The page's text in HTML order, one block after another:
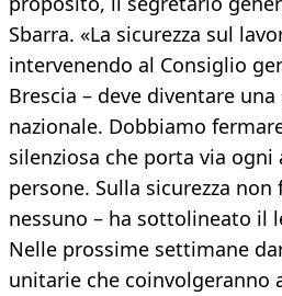
Sbarra. «La sicurezza sul
intervenendo al Consiglio
Brescia – deve diventare
nazionale. Dobbiamo
silenziosa che porta via ogni
persone. Sulla sicurezza
nessuno – ha sottolineato il
Nelle prossime settimane
unitarie che